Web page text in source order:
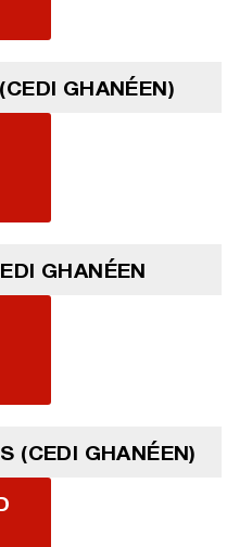
GHANÉEN)
GHANÉEN
(CEDI GHANÉEN)